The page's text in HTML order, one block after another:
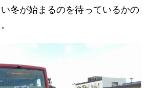
冬が始まるのを待っているかの